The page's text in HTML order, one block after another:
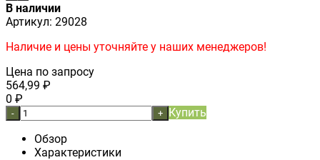
В наличии
Артикул: 29028
Наличие и цены уточняйте у наших менеджеров!
Цена по запросу
564,99 ₽
0 ₽
- + Купить
Обзор
Характеристики